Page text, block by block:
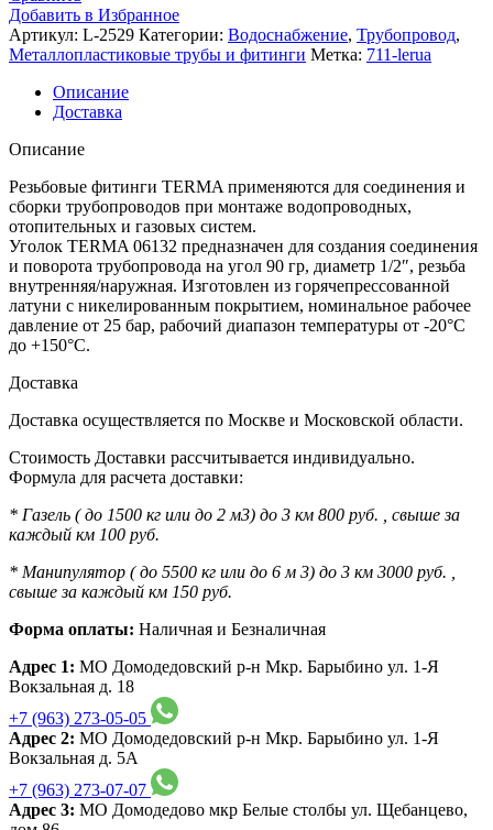
Добавить в Избранное
Артикул: L-2529 Категории: Водоснабжение, Трубопровод,
Металлопластиковые трубы и фитинги Метка: 711-lerua
Описание
Доставка
Описание
Резьбовые фитинги TERMA применяются для соединения и
сборки трубопроводов при монтаже водопроводных,
отопительных и газовых систем.
Уголок TERMA 06132 предназначен для создания соединения
и поворота трубопровода на угол 90 гр, диаметр 1/2″, резьба
внутренняя/наружная. Изготовлен из горячепрессованной
латуни с никелированным покрытием, номинальное рабочее
давление от 25 бар, рабочий диапазон температуры от -20°C
до +150°C.
Доставка
Доставка осуществляется по Москве и Московской области.
Стоимость Доставки рассчитывается индивидуально.
Формула для расчета доставки:
* Газель ( до 1500 кг или до 2 м3) до 3 км 800 руб. , свыше за
каждый км 100 руб.
* Манипулятор ( до 5500 кг или до 6 м 3) до 3 км 3000 руб. ,
свыше за каждый км 150 руб.
Форма оплаты: Наличная и Безналичная
Адрес 1: МО Домодедовский р-н Мкр. Барыбино ул. 1-Я
Вокзальная д. 18
+7 (963) 273-05-05
Адрес 2: МО Домодедовский р-н Мкр. Барыбино ул. 1-Я
Вокзальная д. 5А
+7 (963) 273-07-07
Адрес 3: МО Домодедово мкр Белые столбы ул. Щебанцево,